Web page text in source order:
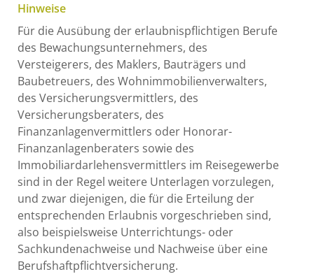
Hinweise
Für die Ausübung der erlaubnispflichtigen Berufe
des Bewachungsunternehmers, des
Versteigerers, des Maklers, Bauträgers und
Baubetreuers, des Wohnimmobilienverwalters,
des Versicherungsvermittlers, des
Versicherungsberaters, des
Finanzanlagenvermittlers oder Honorar-
Finanzanlagenberaters sowie des
Immobiliardarlehensvermittlers im Reisegewerbe
sind in der Regel weitere Unterlagen vorzulegen,
und zwar diejenigen, die für die Erteilung der
entsprechenden Erlaubnis vorgeschrieben sind,
also beispielsweise Unterrichtungs- oder
Sachkundenachweise und Nachweise über eine
Berufshaftpflichtversicherung.